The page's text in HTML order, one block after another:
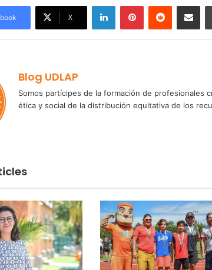
X
LinkedInPinterestReddit Share
Blog UDLAP
Somos partícipes de la formación de profesionales
ética y social de la distribución equitativa de los